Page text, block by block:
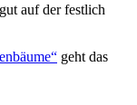
auf der festlich
geht das